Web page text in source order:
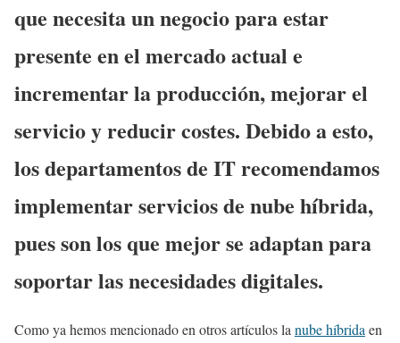
que necesita un negocio para estar
presente en el mercado actual e
incrementar la producción, mejorar el
servicio y reducir costes. Debido a esto,
los departamentos de IT recomendamos
implementar servicios de nube híbrida,
pues son los que mejor se adaptan para
soportar las necesidades digitales.
Como ya hemos mencionado en otros artículos la nube híbrida en